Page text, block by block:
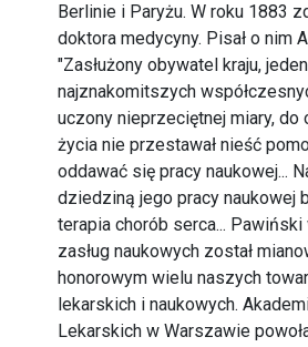
Berlinie i Paryżu. W roku 1883
doktora medycyny. Pisał o nim
"Zasłużony obywatel kraju,
najznakomitszych
uczony nieprzeciętnej miary, do
życia nie przestawał nieść
oddawać się pracy naukowej...
dziedziną jego pracy naukowej
terapia chorób serca... Pawiński
zasług naukowych został
honorowym wielu naszych
lekarskich i naukowych.
Lekarskich w Warszawie